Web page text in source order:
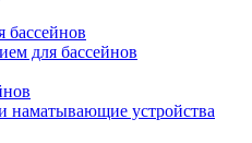
бассейнов
для бассейнов
наматывающие устройства